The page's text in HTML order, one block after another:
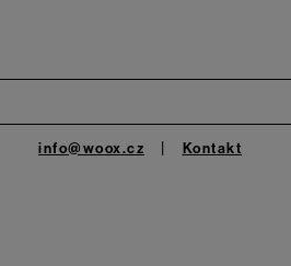
info@woox.cz Kontakt